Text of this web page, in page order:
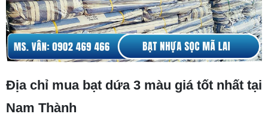
Địa chỉ mua bạt dứa 3 màu giá tốt nhất tại
Nam Thành